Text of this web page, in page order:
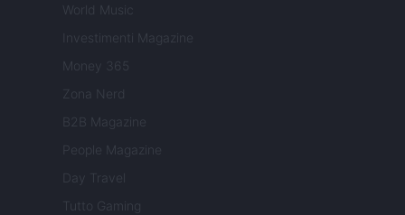
World Music
Investimenti Magazine
Money 365
Zona Nerd
B2B Magazine
People Magazine
Day Travel
Tutto Gaming